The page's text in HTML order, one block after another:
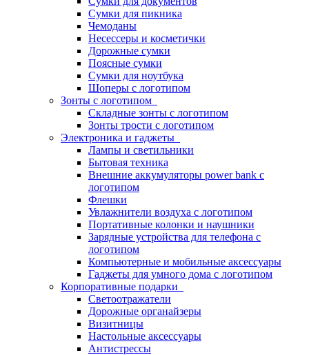
Сумки для пикника
Чемоданы
Несессеры и косметички
Дорожные сумки
Поясные сумки
Сумки для ноутбука
Шоперы с логотипом
Зонты с логотипом
Складные зонты с логотипом
Зонты трости с логотипом
Электроника и гаджеты
Лампы и светильники
Бытовая техника
Внешние аккумуляторы power bank с
логотипом
Флешки
Увлажнители воздуха с логотипом
Портативные колонки и наушники
Зарядные устройства для телефона с
логотипом
Компьютерные и мобильные аксессуары
Гаджеты для умного дома с логотипом
Корпоративные подарки
Светоотражатели
Дорожные органайзеры
Визитницы
Настольные аксессуары
Антистрессы